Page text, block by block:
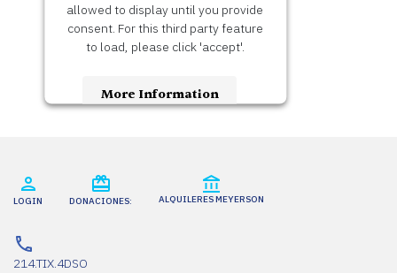
allowed to display until you provide
consent. For this third party feature
to load, please click 'accept'.
More Information
Powered by
Management Platform
LOGIN DONACIONES: ALQUILERES MEYERSON
214.TIX.4DSO